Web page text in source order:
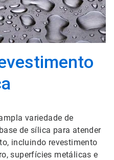
variedade de
de sílica para atender
incluindo revestimento
superfícies metálicas e